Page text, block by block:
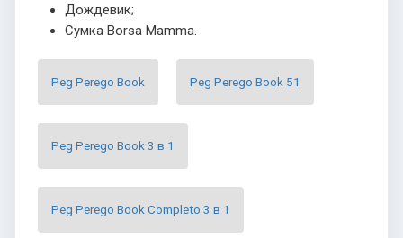
Дождевик;
Сумка Borsa Mamma.
Peg Perego Book Peg Perego Book 51
Peg Perego Book 3 в 1
Peg Perego Book Completo 3 в 1